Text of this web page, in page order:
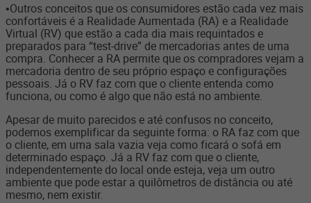
•Outros conceitos que os consumidores estão cada vez mais
confortáveis é a Realidade Aumentada (RA) e a Realidade
Virtual (RV) que estão a cada dia mais requintados e
preparados para “test-drive” de mercadorias antes de uma
compra. Conhecer a RA permite que os compradores vejam a
mercadoria dentro de seu próprio espaço e configurações
pessoais. Já o RV faz com que o cliente entenda como
funciona, ou como é algo que não está no ambiente.
Apesar de muito parecidos e até confusos no conceito,
podemos exemplificar da seguinte forma: o RA faz com que
o cliente, em uma sala vazia veja como ficará o sofá em
determinado espaço. Já a RV faz com que o cliente,
independentemente do local onde esteja, veja um outro
ambiente que pode estar a quilômetros de distância ou até
mesmo, nem existir.